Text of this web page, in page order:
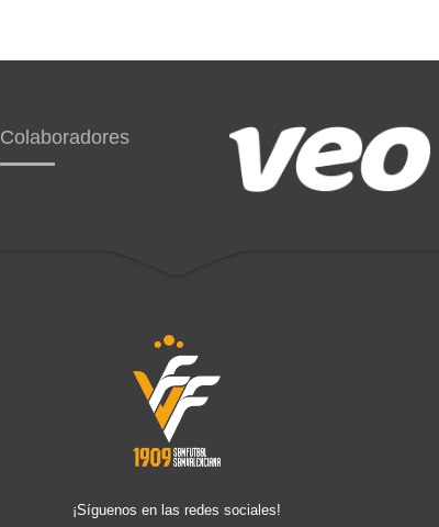
Colaboradores
¡Síguenos en las redes sociales!